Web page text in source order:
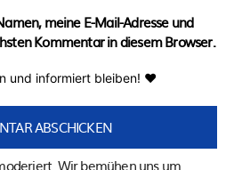
meine E-Mail-Adresse und
Kommentar in diesem Browser.
und informiert bleiben! ♥
Wir bemühen uns um